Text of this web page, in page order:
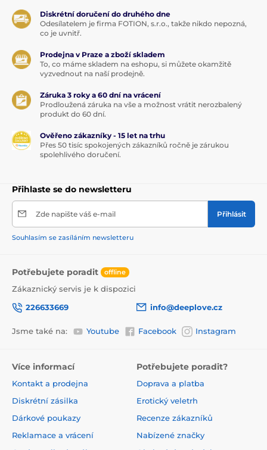
Diskrétní doručení do druhého dne
Odesílatelem je firma FOTION, s.r.o., takže nikdo nepozná,
co je uvnitř.
Prodejna v Praze a zboží skladem
To, co máme skladem na eshopu, si můžete okamžitě
vyzvednout na naší prodejně.
Záruka 3 roky a 60 dní na vrácení
Prodloužená záruka na vše a možnost vrátit nerozbalený
produkt do 60 dní.
Ověřeno zákazníky - 15 let na trhu
Přes 50 tisíc spokojených zákazníků ročně je zárukou
spolehlivého doručení.
Přihlaste se do newsletteru
Zde napište váš e-mail Přihlásit
Souhlasím se zasíláním newsletteru
Potřebujete poradit offline
Zákaznický servis je k dispozici
226633669
info@deeplove.cz
Jsme také na: Youtube Facebook Instagram
Více informací
Kontakt a prodejna
Diskrétní zásilka
Dárkové poukazy
Reklamace a vrácení
Potřebujete poradit?
Doprava a platba
Erotický veletrh
Recenze zákazníků
Nabízené značky